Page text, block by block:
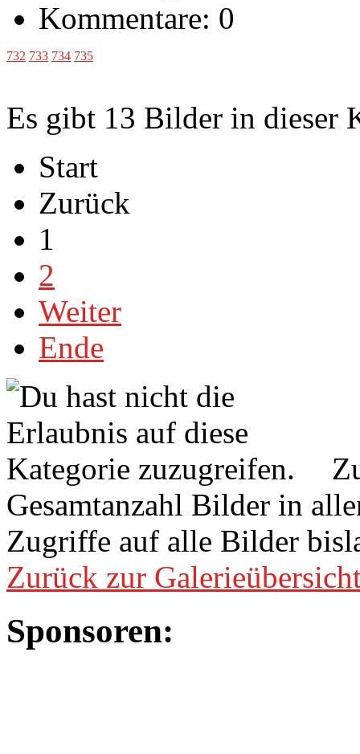
Kommentare: 0
732 733 734 735
Es gibt 13 Bilder in dieser
Start
Zurück
1
2
Weiter
Ende
Gesamtanzahl Bilder in
Zugriffe auf alle Bilder
Zurück zur
Sponsoren: